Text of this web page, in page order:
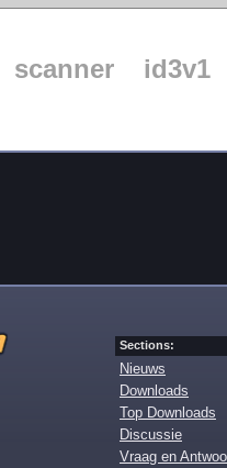
scanner
id3v1
Sections:
Nieuws
Downloads
Top Downloads
Discussie
Vraag en